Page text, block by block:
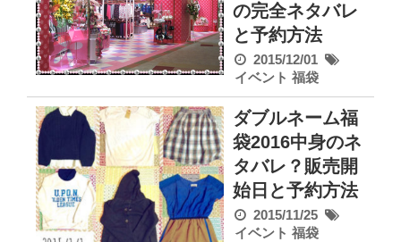
の完全ネタバレ
と予約方法
2015/12/01
イベント 福袋
ダブルネーム福
袋2016中身のネ
タバレ？販売開
始日と予約方法
2015/11/25
イベント 福袋